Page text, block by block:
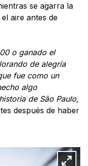
se agarra la
aire antes de
o ganado el
de alegría
fue como un
algo
de São Paulo,
después de haber